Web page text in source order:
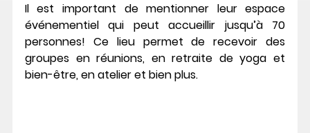
Il est important de mentionner leur espace
événementiel qui peut accueillir jusqu’à 70
personnes! Ce lieu permet de recevoir des
groupes en réunions, en retraite de yoga et
bien-être, en atelier et bien plus.